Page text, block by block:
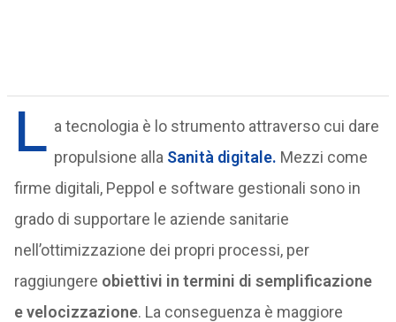
L a tecnologia è lo strumento attraverso cui dare
propulsione alla Sanità digitale. Mezzi come
firme digitali, Peppol e software gestionali sono in
grado di supportare le aziende sanitarie
nell’ottimizzazione dei propri processi, per
raggiungere obiettivi in termini di semplificazione
e velocizzazione. La conseguenza è maggiore